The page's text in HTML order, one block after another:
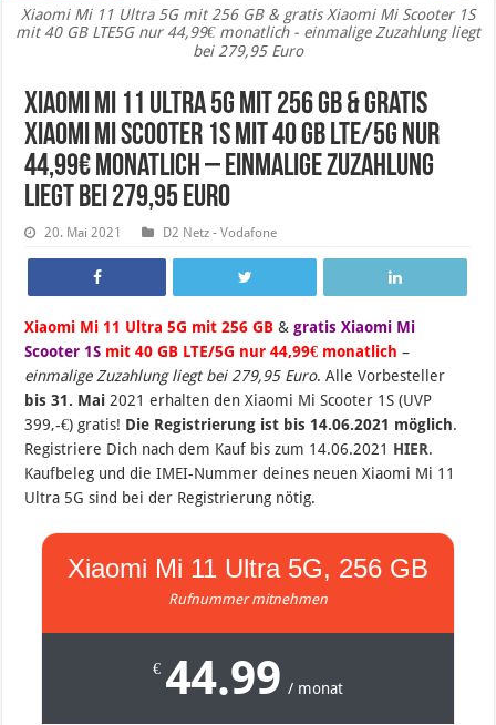
Xiaomi Mi 11 Ultra 5G mit 256 GB & gratis Xiaomi Mi Scooter 1S
mit 40 GB LTE5G nur 44,99€ monatlich - einmalige Zuzahlung liegt
bei 279,95 Euro
Xiaomi Mi 11 Ultra 5G mit 256 GB & gratis
Xiaomi Mi Scooter 1S mit 40 GB LTE/5G nur
44,99€ monatlich – einmalige Zuzahlung
liegt bei 279,95 Euro
20. Mai 2021 D2 Netz - Vodafone
Xiaomi Mi 11 Ultra 5G mit 256 GB &gratis Xiaomi Mi
Scooter 1S mit 40 GB LTE/5G nur 44,99€ monatlich –
einmalige Zuzahlung liegt bei 279,95 Euro. Alle Vorbesteller
bis 31. Mai 2021 erhalten den Xiaomi Mi Scooter 1S (UVP
399,-€) gratis! Die Registrierung ist bis 14.06.2021 möglich.
Registriere Dich nach dem Kauf bis zum 14.06.2021 HIER.
Kaufbeleg und die IMEI-Nummer deines neuen Xiaomi Mi 11
Ultra 5G sind bei der Registrierung nötig.
Xiaomi Mi 11 Ultra 5G, 256 GB
Rufnummer mitnehmen
€ 44.99 / monat